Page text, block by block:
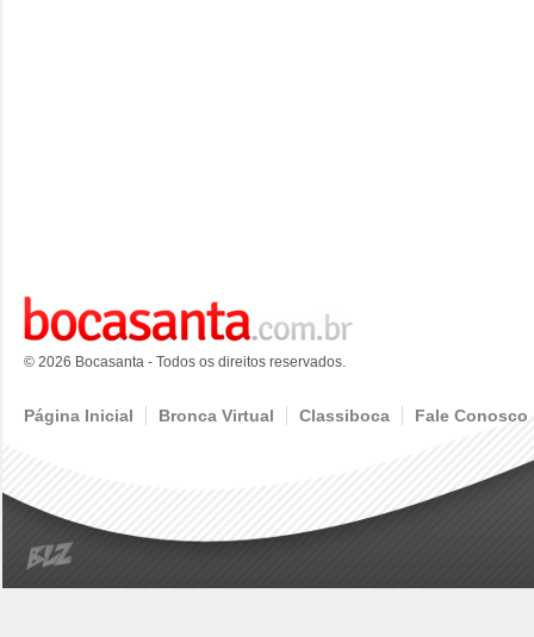
© 2026 Bocasanta - Todos os direitos reservados.
Página Inicial Bronca Virtual Classiboca Fale Conosco